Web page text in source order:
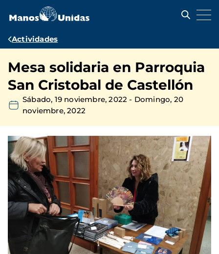
contenido
Ruta
navegación
Actividades
Mesa solidaria en Parroquia
San Cristobal de Castellón
Sábado, 19 noviembre, 2022 - Domingo, 20
noviembre, 2022